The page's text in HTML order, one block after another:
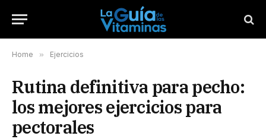
Home » Ejercicios
Rutina definitiva para pecho:
los mejores ejercicios para
pectorales